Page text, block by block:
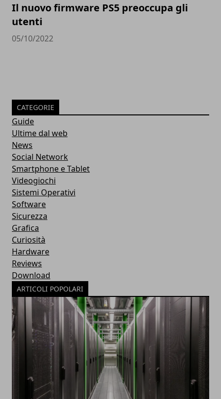
Il nuovo firmware PS5 preoccupa gli
utenti
05/10/2022
CATEGORIE
Guide
Ultime dal web
News
Social Network
Smartphone e Tablet
Videogiochi
Sistemi Operativi
Software
Sicurezza
Grafica
Curiosità
Hardware
Reviews
Download
ARTICOLI POPOLARI